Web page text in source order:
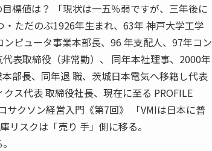
目標値は？ 「現状は一五％弱ですが、三年後に
ただのぶ1926年生まれ、63年 神戸大学工学
ピュータ事業本部長、96 年支配人、97年コン
表取締役（非常勤）、 同年本社理事、2000年
部長、同年退 職、茨城日本電気へ移籍し代表
ス代表 取締役社長、現在に至る PROFILE
サクソン経営入門《第7回》 「VMIは日本に普
リスクは「売り 手」側に移る。